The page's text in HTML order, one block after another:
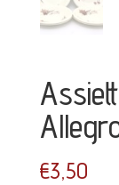
€3,50